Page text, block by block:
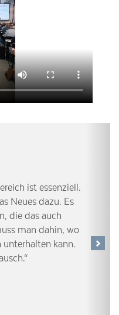
ist essenziell.
Neues dazu. Es
die das auch
man dahin, wo
kann.
Next